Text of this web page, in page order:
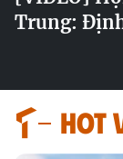
Trung:
HOT